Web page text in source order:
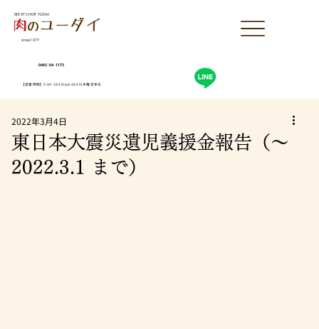
0463-54-1173
【営業時間】9:30-19:30(sun18:30)木曜定休日
MEAT SHOP YUDAI
since1977
東日本大震災遺児義援金報告（～
2022.3.1 まで）
2022年3月4日